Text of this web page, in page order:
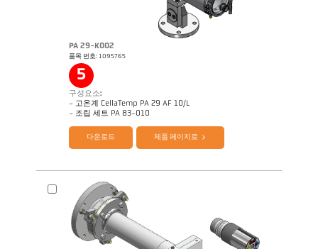
Application Note Strip galvanizing
PA 29-K002
품목 번호: 1095765
5
구성요소:
- 고온계 CellaTemp PA 29 AF 10/L
- 조립 세트 PA 83-010
제품 카다로그 Cellatemp PA Questionnaire Radiation Pyrometers
다운로드 제품 페이지로